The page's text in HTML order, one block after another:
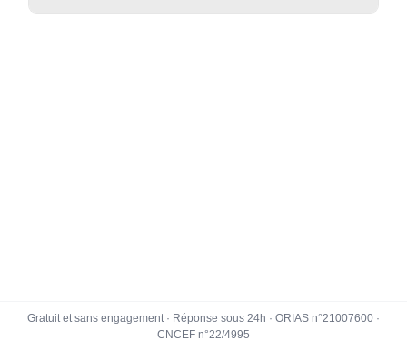
Gratuit et sans engagement · Réponse sous 24h · ORIAS n°21007600 ·
CNCEF n°22/4995